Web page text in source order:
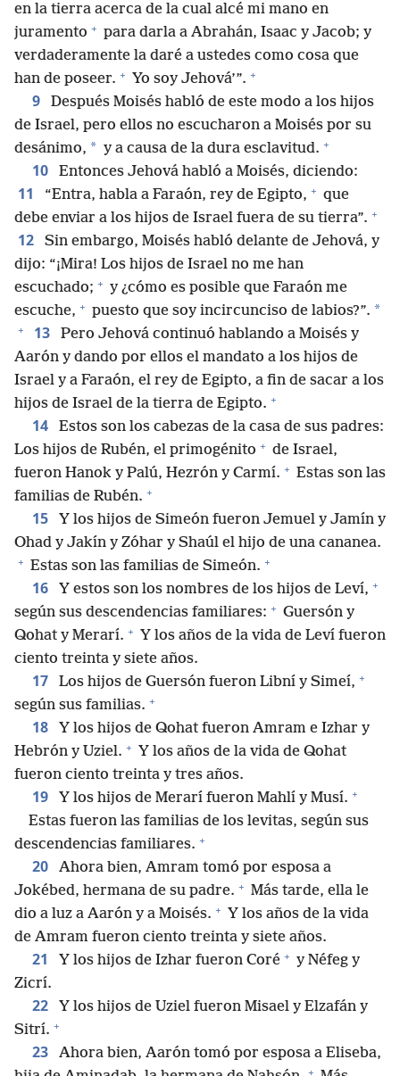
en la tierra acerca de la cual alcé mi mano en
juramento + para darla a Abrahán, Isaac y Jacob; y
verdaderamente la daré a ustedes como cosa que
han de poseer. + Yo soy Jehová’”. +
9
Después Moisés habló de este modo a los hijos
de Israel, pero ellos no escucharon a Moisés por su
desánimo, * y a causa de la dura esclavitud. +
10 Entonces Jehová habló a Moisés, diciendo:
11 “Entra, habla a Faraón, rey de Egipto, + que
debe enviar a los hijos de Israel fuera de su tierra”. +
12
Sin embargo, Moisés habló delante de Jehová, y
dijo: “¡Mira! Los hijos de Israel no me han
escuchado; + y ¿cómo es posible que Faraón me
escuche, + puesto que soy incircunciso de labios?”. *
+ 13
Pero Jehová continuó hablando a Moisés y
Aarón y dando por ellos el mandato a los hijos de
Israel y a Faraón, el rey de Egipto, a fin de sacar a los
hijos de Israel de la tierra de Egipto. +
14
Estos son los cabezas de la casa de sus padres:
Los hijos de Rubén, el primogénito + de Israel,
fueron Hanok y Palú, Hezrón y Carmí. + Estas son las
familias de Rubén. +
15
Y los hijos de Simeón fueron Jemuel y Jamín y
Ohad y Jakín y Zóhar y Shaúl el hijo de una cananea.
+ Estas son las familias de Simeón. +
16 Y estos son los nombres de los hijos de Leví, +
según sus descendencias familiares: + Guersón y
Qohat y Merarí. + Y los años de la vida de Leví fueron
ciento treinta y siete años.
17 Los hijos de Guersón fueron Libní y Simeí, +
según sus familias. +
18
Y los hijos de Qohat fueron Amram e Izhar y
Hebrón y Uziel. + Y los años de la vida de Qohat
fueron ciento treinta y tres años.
19 Y los hijos de Merarí fueron Mahlí y Musí. +
Estas fueron las familias de los levitas, según sus
descendencias familiares. +
20
Ahora bien, Amram tomó por esposa a
Jokébed, hermana de su padre. + Más tarde, ella le
dio a luz a Aarón y a Moisés. + Y los años de la vida
de Amram fueron ciento treinta y siete años.
21 Y los hijos de Izhar fueron Coré + y Néfeg y
Zicrí.
22
Y los hijos de Uziel fueron Misael y Elzafán y
Sitrí. +
23
Ahora bien, Aarón tomó por esposa a Eliseba,
+